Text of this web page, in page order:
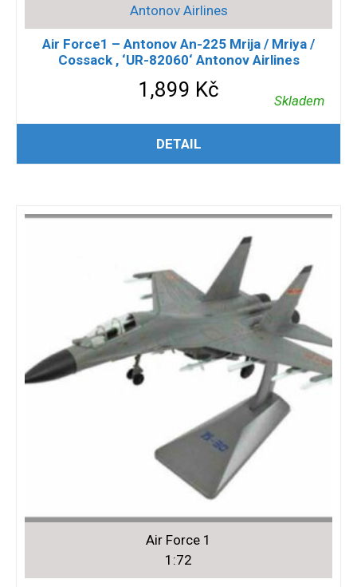
Antonov Airlines
Air Force1 – Antonov An-225 Mrija / Mriya /
Cossack , ‘UR-82060‘ Antonov Airlines
1,899 Kč Skladem
PŘIDAT DO KOŠÍKU
DETAIL
Air Force 1
1:72